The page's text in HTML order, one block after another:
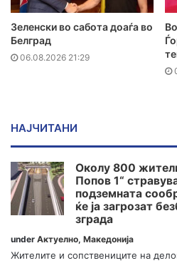
Зеленски во сабота доаѓа во
Белград
06.08.2026 21:29
НАЈЧИТАНИ
Околу 800
Попов 1“
подземната
ќе ја загрозат
зграда
under Актуелно, Македонија
Жителите и сопствениците на